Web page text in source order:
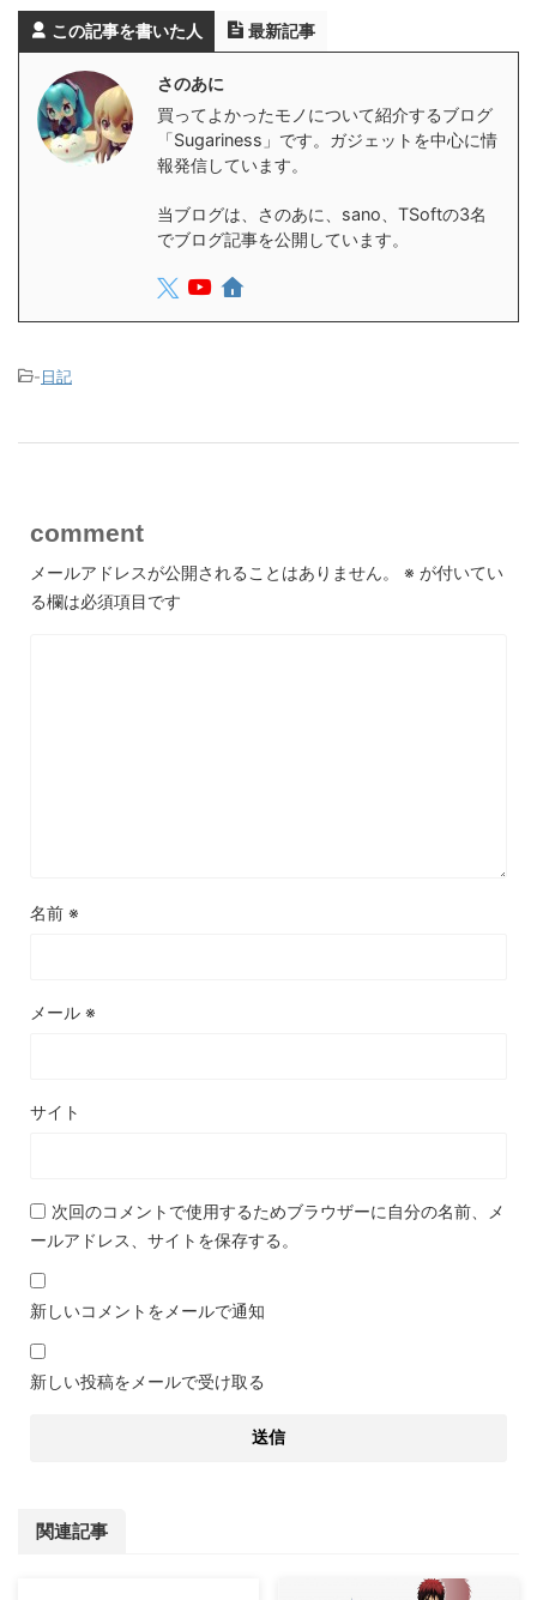
この記事を書いた人 最新記事
さのあに
買ってよかったモノについて紹介するブログ
「Sugariness」です。ガジェットを中心に情
報発信しています。
当ブログは、さのあに、sano、TSoftの3名
でブログ記事を公開しています。
-日記
comment
メールアドレスが公開されることはありません。 ※ が付いてい
る欄は必須項目です
名前 ※
メール ※
サイト
次回のコメントで使用するためブラウザーに自分の名前、メ
ールアドレス、サイトを保存する。
新しいコメントをメールで通知
新しい投稿をメールで受け取る
関連記事